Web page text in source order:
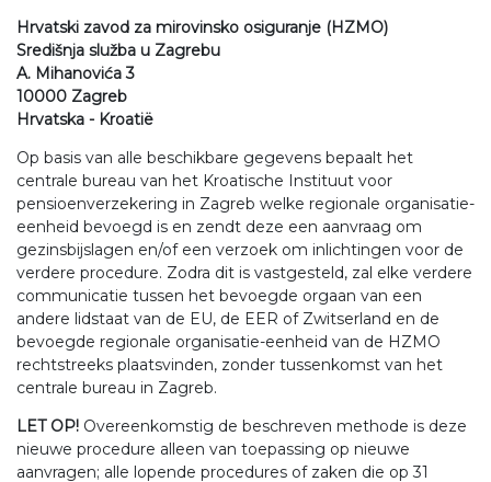
Hrvatski zavod za mirovinsko osiguranje (HZMO)
Središnja služba u Zagrebu
A. Mihanovića 3
10000 Zagreb
Hrvatska - Kroatië
Op basis van alle beschikbare gegevens bepaalt het
centrale bureau van het Kroatische Instituut voor
pensioenverzekering in Zagreb welke regionale organisatie-
eenheid bevoegd is en zendt deze een aanvraag om
gezinsbijslagen en/of een verzoek om inlichtingen voor de
verdere procedure. Zodra dit is vastgesteld, zal elke verdere
communicatie tussen het bevoegde orgaan van een
andere lidstaat van de EU, de EER of Zwitserland en de
bevoegde regionale organisatie-eenheid van de HZMO
rechtstreeks plaatsvinden, zonder tussenkomst van het
centrale bureau in Zagreb.
LET OP! Overeenkomstig de beschreven methode is deze
nieuwe procedure alleen van toepassing op nieuwe
aanvragen; alle lopende procedures of zaken die op 31